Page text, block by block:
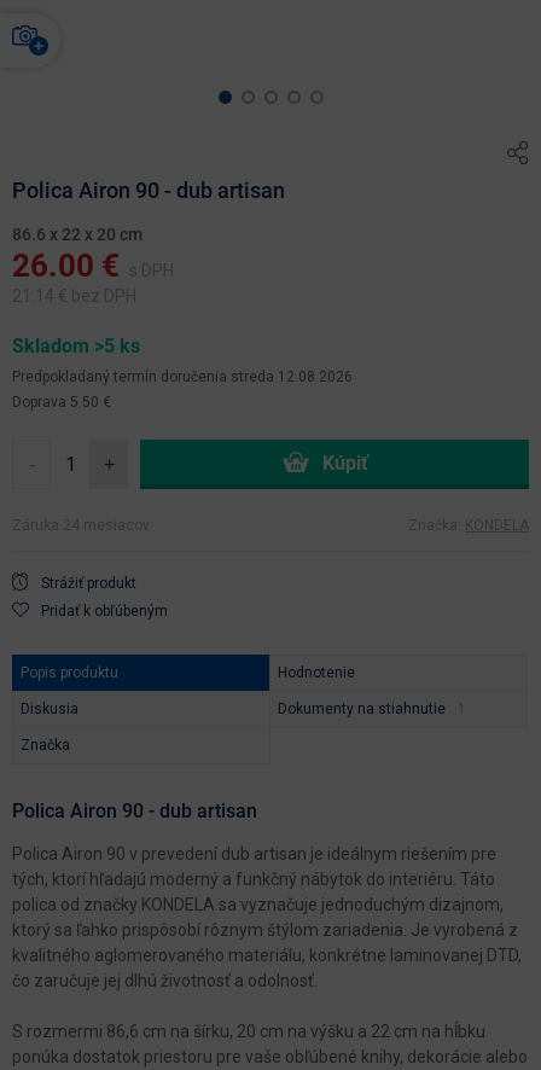
Polica Airon 90 - dub artisan
86.6 x 22 x 20 cm
26.00 €
s DPH
21.14 € bez DPH
Skladom >5 ks
Predpokladaný termín doručenia streda 12.08.2026
Doprava 5.50 €
- +
Záruka 24 mesiacov Značka: KONDELA
Strážiť produkt
Pridať k obľúbeným
Popis produktu Hodnotenie
Diskusia Dokumenty na stiahnutie
Značka
Polica Airon 90 - dub artisan
Polica Airon 90 v prevedení dub artisan je ideálnym riešením pre
tých, ktorí hľadajú moderný a funkčný nábytok do interiéru. Táto
polica od značky KONDELA sa vyznačuje jednoduchým dizajnom,
ktorý sa ľahko prispôsobí rôznym štýlom zariadenia. Je vyrobená z
kvalitného aglomerovaného materiálu, konkrétne laminovanej DTD,
čo zaručuje jej dlhú životnosť a odolnosť.
S rozmermi 86,6 cm na šírku, 20 cm na výšku a 22 cm na hĺbku
ponúka dostatok priestoru pre vaše obľúbené knihy, dekorácie alebo